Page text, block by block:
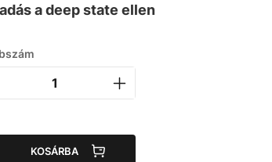
a deep state ellen
KOSÁRBA